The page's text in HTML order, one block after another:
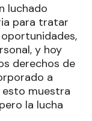
luchado
para tratar
y hoy
derechos de
a
muestra
la lucha